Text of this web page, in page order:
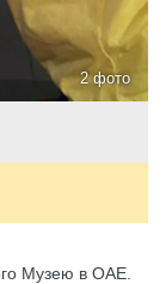
2 фото
Музею в ОАЕ.